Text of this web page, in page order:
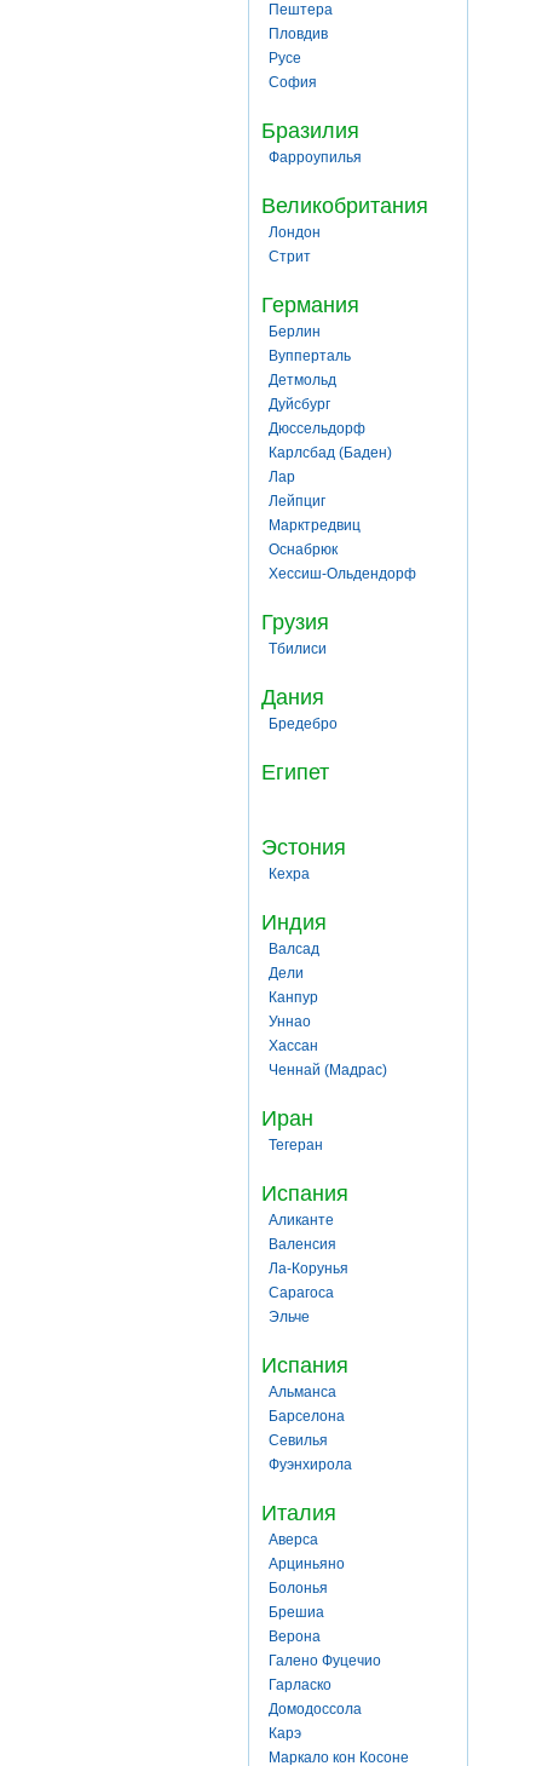
Пештера
Пловдив
Русе
София
Бразилия
Фарроупилья
Великобритания
Лондон
Стрит
Германия
Берлин
Вупперталь
Детмольд
Дуйсбург
Дюссельдорф
Карлсбад (Баден)
Лар
Лейпциг
Марктредвиц
Оснабрюк
Хессиш-Ольдендорф
Грузия
Тбилиси
Дания
Бредебро
Египет
Эстония
Кехра
Индия
Валсад
Дели
Канпур
Уннао
Хассан
Ченнай (Мадрас)
Иран
Тегеран
Испания
Аликанте
Валенсия
Ла-Корунья
Сарагоса
Эльче
Испания
Альманса
Барселона
Севилья
Фуэнхирола
Италия
Аверса
Арциньяно
Болонья
Брешиа
Верона
Галено Фуцечио
Гарласко
Домодоссола
Карэ
Маркало кон Косоне